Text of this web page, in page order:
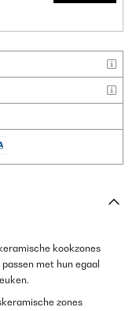
kookzones
met hun egaal
zones